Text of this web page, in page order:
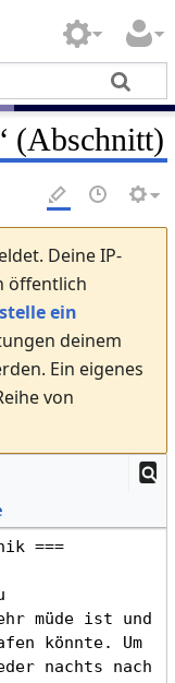
(Abschnitt)
Deine IP-
öffentlich
ein
deinem
Ein eigenes
von